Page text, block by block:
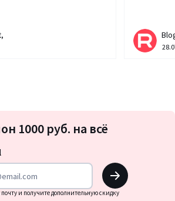
на
1000 руб. на всё
OK
и получите дополнительную скидку